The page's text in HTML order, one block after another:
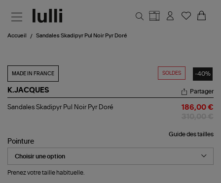
Accueil Sandales Skadipyr Pul Noir Pyr Doré
SOLDES -40%
MADE IN FRANCE
K.JACQUES
Sandales
Pyr
Doré
Partager
Sandales Skadipyr Pul Noir Pyr Doré 186,00 €
Guide des tailles
Pointure
Prenez votre taille habituelle.